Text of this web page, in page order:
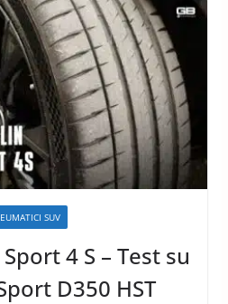
SUV
4 S – Test su
D350 HST